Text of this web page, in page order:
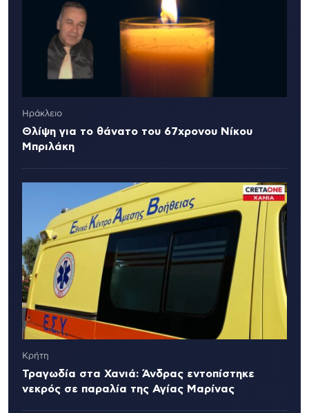
Ηράκλειο
Θλίψη για το θάνατο του 67χρονου Νίκου
Μπριλάκη
Κρήτη
Τραγωδία στα Χανιά: Άνδρας εντοπίστηκε
νεκρός σε παραλία της Αγίας Μαρίνας